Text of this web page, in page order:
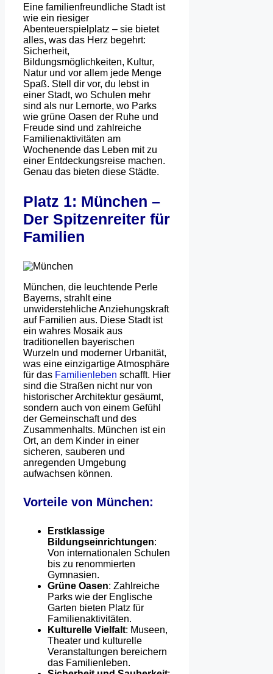
Eine familienfreundliche Stadt ist
wie ein riesiger
Abenteuerspielplatz – sie bietet
alles, was das Herz begehrt:
Sicherheit,
Bildungsmöglichkeiten, Kultur,
Natur und vor allem jede Menge
Spaß. Stell dir vor, du lebst in
einer Stadt, wo Schulen mehr
sind als nur Lernorte, wo Parks
wie grüne Oasen der Ruhe und
Freude sind und zahlreiche
Familienaktivitäten am
Wochenende das Leben mit zu
einer Entdeckungsreise machen.
Genau das bieten diese Städte.
Platz 1: München –
Der Spitzenreiter für
Familien
München, die leuchtende Perle
Bayerns, strahlt eine
unwiderstehliche Anziehungskraft
auf Familien aus. Diese Stadt ist
ein wahres Mosaik aus
traditionellen bayerischen
Wurzeln und moderner Urbanität,
was eine einzigartige Atmosphäre
für das Familienleben schafft. Hier
sind die Straßen nicht nur von
historischer Architektur gesäumt,
sondern auch von einem Gefühl
der Gemeinschaft und des
Zusammenhalts. München ist ein
Ort, an dem Kinder in einer
sicheren, sauberen und
anregenden Umgebung
aufwachsen können.
Vorteile von München:
Erstklassige
Bildungseinrichtungen:
Von internationalen Schulen
bis zu renommierten
Gymnasien.
Grüne Oasen: Zahlreiche
Parks wie der Englische
Garten bieten Platz für
Familienaktivitäten.
Kulturelle Vielfalt: Museen,
Theater und kulturelle
Veranstaltungen bereichern
das Familienleben.